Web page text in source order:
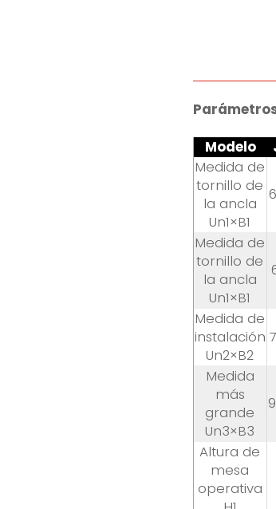
Modelo
Medida de
tornillo de
la ancla
Un1×B1
Medida de
tornillo de
la ancla
Un1×B1
Medida de
instalación
Un2×B2
Medida
más
grande
Un3×B3
Altura de
mesa
operativa